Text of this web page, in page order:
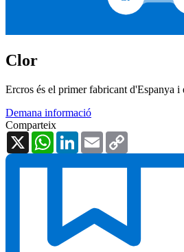
Clor
Ercros és el primer fabricant d'Espanya i
Demana informació
Comparteix
X
WhatsAppLinkedInEmail